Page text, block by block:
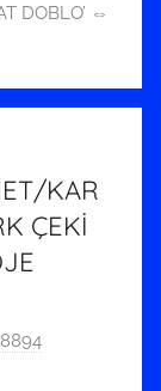
DOBLO’ ⇔
KAR
ÇEKİ